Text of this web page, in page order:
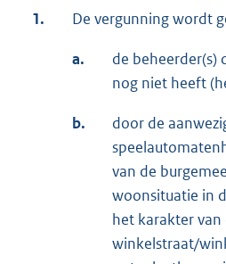
1.
De vergunning wordt
a.
de beheerder(s)
nog niet heeft
b.
door de
van de
woonsituatie in
het karakter van
winkelstraat/